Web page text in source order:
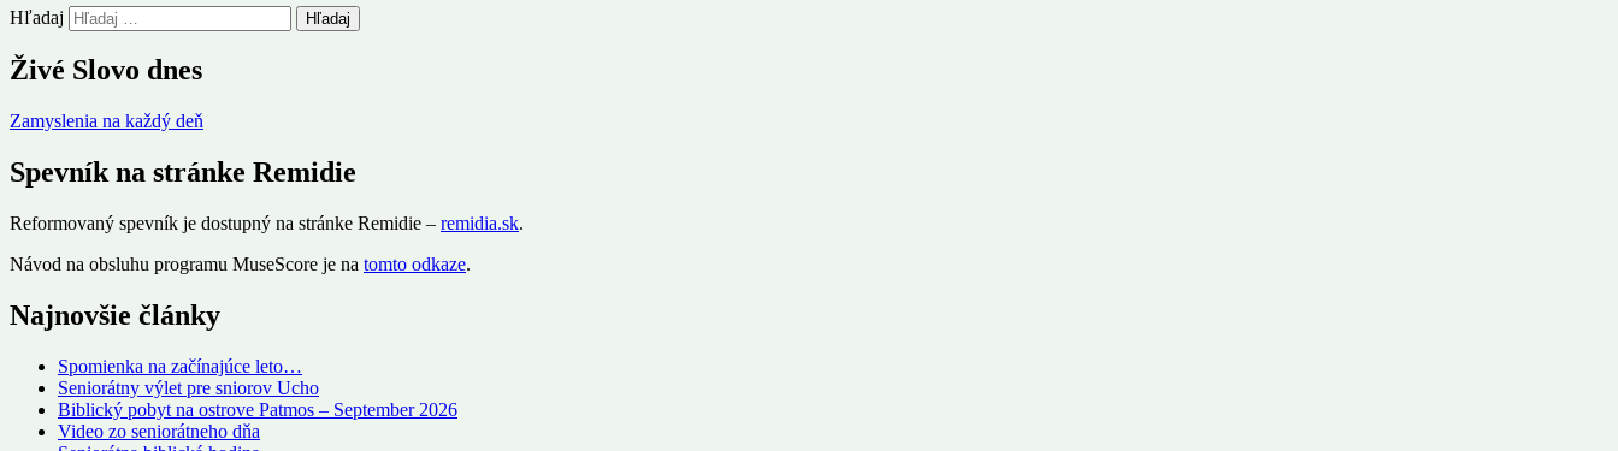
Hľadaj
Živé Slovo dnes
Zamyslenia na každý deň
Spevník na stránke Remidie
Reformovaný spevník je dostupný na stránke Remidie – remidia.sk.
Návod na obsluhu programu MuseScore je na tomto odkaze.
Najnovšie články
Spomienka na začínajúce leto…
Seniorátny výlet pre sniorov Ucho
Biblický pobyt na ostrove Patmos – September 2026
Video zo seniorátneho dňa